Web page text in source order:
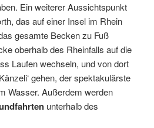
Ein weiterer Aussichtspunkt
das auf einer Insel im Rhein
gesamte Becken zu Fuß
oberhalb des Rheinfalls auf die
Laufen wechseln, und von dort
gehen, der spektakulärste
Wasser. Außerdem werden
unterhalb des